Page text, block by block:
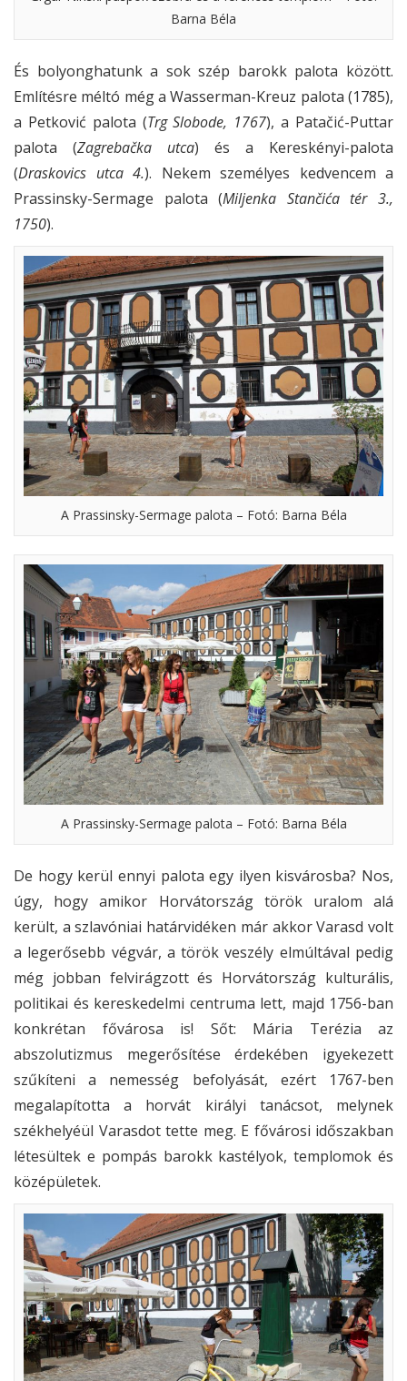
Barna Béla
És bolyonghatunk a sok szép barokk palota között.
Említésre méltó még a Wasserman-Kreuz palota (1785),
a Petković palota (Trg Slobode, 1767), a Patačić-Puttar
palota (Zagrebačka utca) és a Kereskényi-palota
(Draskovics utca 4.). Nekem személyes kedvencem a
Prassinsky-Sermage palota (Miljenka Stančića tér 3.,
1750).
A Prassinsky-Sermage palota – Fotó: Barna Béla
A Prassinsky-Sermage palota – Fotó: Barna Béla
De hogy kerül ennyi palota egy ilyen kisvárosba? Nos,
úgy, hogy amikor Horvátország török uralom alá
került, a szlavóniai határvidéken már akkor Varasd volt
a legerősebb végvár, a török veszély elmúltával pedig
még jobban felvirágzott és Horvátország kulturális,
politikai és kereskedelmi centruma lett, majd 1756-ban
konkrétan fővárosa is! Sőt: Mária Terézia az
abszolutizmus megerősítése érdekében igyekezett
szűkíteni a nemesség befolyását, ezért 1767-ben
megalapította a horvát királyi tanácsot, melynek
székhelyéül Varasdot tette meg. E fővárosi időszakban
létesültek e pompás barokk kastélyok, templomok és
középületek.